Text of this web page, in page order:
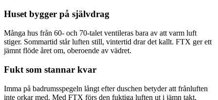
Huset bygger på självdrag
Många hus från 60- och 70-talet ventileras bara av att varm luft
stiger. Sommartid står luften still, vintertid drar det kallt. FTX ger ett
jämnt flöde året om, oberoende av vädret.
Fukt som stannar kvar
Imma på badrumsspegeln långt efter duschen betyder att frånluften
inte orkar med. Med FTX förs den fuktiga luften ut i jämn takt,